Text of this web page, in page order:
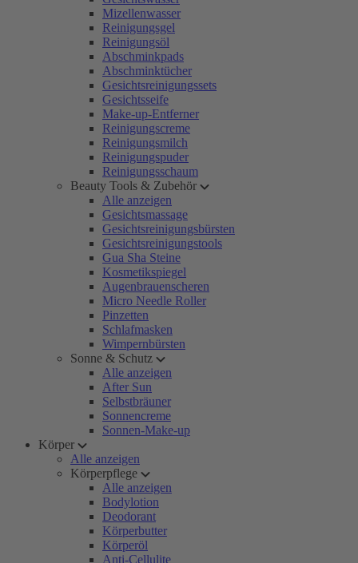
Mizellenwasser
Reinigungsgel
Reinigungsöl
Abschminkpads
Abschminktücher
Gesichtsreinigungssets
Gesichtsseife
Make-up-Entferner
Reinigungscreme
Reinigungsmilch
Reinigungspuder
Reinigungsschaum
Beauty Tools & Zubehör
Alle anzeigen
Gesichtsmassage
Gesichtsreinigungsbürsten
Gesichtsreinigungstools
Gua Sha Steine
Kosmetikspiegel
Augenbrauenscheren
Micro Needle Roller
Pinzetten
Schlafmasken
Wimpernbürsten
Sonne & Schutz
Alle anzeigen
After Sun
Selbstbräuner
Sonnencreme
Sonnen-Make-up
Körper
Alle anzeigen
Körperpflege
Alle anzeigen
Bodylotion
Deodorant
Körperbutter
Körperöl
Anti-Cellulite